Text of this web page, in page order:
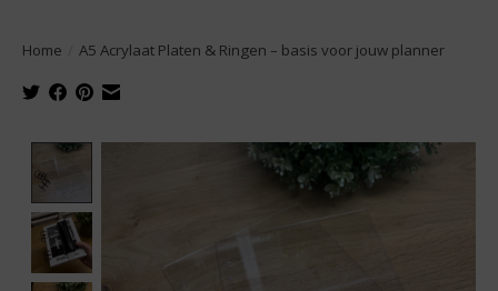
Home A5 Acrylaat Platen & Ringen – basis voor jouw planner
Product image slideshow Items